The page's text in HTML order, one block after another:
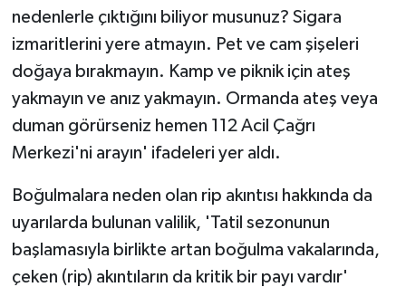
nedenlerle çıktığını biliyor musunuz? Sigara
izmaritlerini yere atmayın. Pet ve cam şişeleri
doğaya bırakmayın. Kamp ve piknik için ateş
yakmayın ve anız yakmayın. Ormanda ateş veya
duman görürseniz hemen 112 Acil Çağrı
Merkezi'ni arayın' ifadeleri yer aldı.
Boğulmalara neden olan rip akıntısı hakkında da
uyarılarda bulunan valilik, 'Tatil sezonunun
başlamasıyla birlikte artan boğulma vakalarında,
çeken (rip) akıntıların da kritik bir payı vardır'